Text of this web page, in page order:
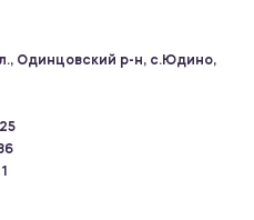
Одинцовский р-н, с.Юдино,